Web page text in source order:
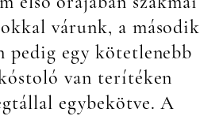
várunk, a második
pedig egy kötetlenebb
van terítéken
egybekötve. A